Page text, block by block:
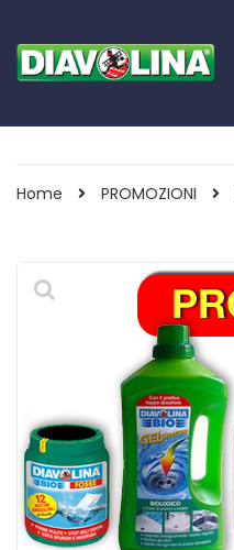
Home PROMOZIONI
ACCENDITUTTO 30
MINUTI
1,00€